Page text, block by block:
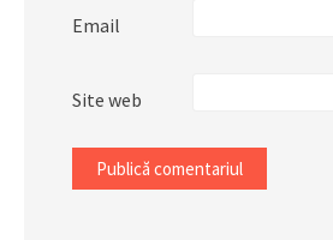
Email
Site web